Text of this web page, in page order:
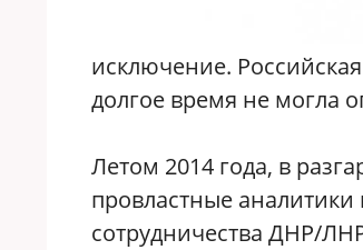
исключение.
долгое время не могла
Летом 2014 года, в
провластные
сотрудничества ДНР/